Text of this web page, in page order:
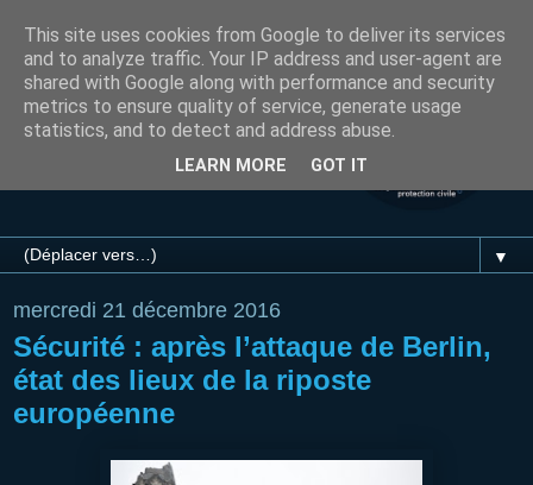
▼
mercredi 21 décembre 2016
Sécurité : après l’attaque de Berlin,
état des lieux de la riposte
européenne
This site uses cookies from Google to deliver its services
and to analyze traffic. Your IP address and user-agent are
shared with Google along with performance and security
metrics to ensure quality of service, generate usage
statistics, and to detect and address abuse.
LEARN MORE GOT IT